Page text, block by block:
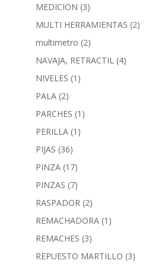
MEDICION (3)
MULTI HERRAMIENTAS (2)
multimetro (2)
NAVAJA, RETRACTIL (4)
NIVELES (1)
PALA (2)
PARCHES (1)
PERILLA (1)
PIJAS (36)
PINZA (17)
PINZAS (7)
RASPADOR (2)
REMACHADORA (1)
REMACHES (3)
REPUESTO MARTILLO (3)